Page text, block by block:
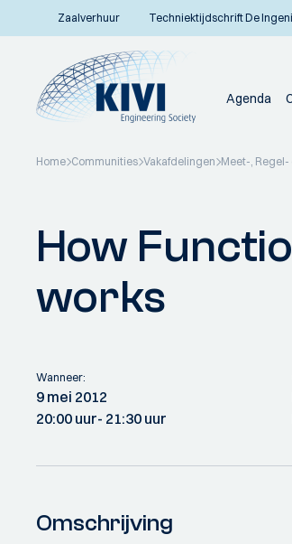
Zaalverhuur Techniektijdschrift De
Agenda
Home Communities Vakafdelingen Meet-,
How
works
Wanneer:
9 mei 2012
20:00 uur- 21:30 uur
Omschrijving